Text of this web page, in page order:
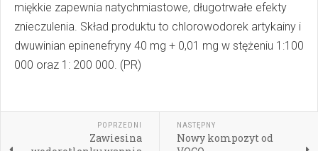
miękkie zapewnia natychmiastowe, długotrwałe efekty
znieczulenia. Skład produktu to chlorowodorek artykainy i
dwuwinian epinenefryny 40 mg + 0,01 mg w stężeniu 1:100
000 oraz 1: 200 000. (PR)
POPRZEDNI
Zawiesina
NASTĘPNY
Nowy kompozyt od